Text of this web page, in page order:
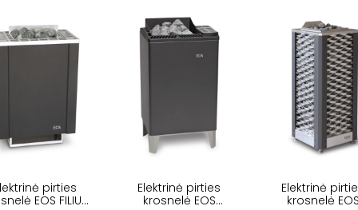
pirties
EOS FILIUS
Elektrinė pirties
krosnelė EOS
Elektrinė
krosnelė